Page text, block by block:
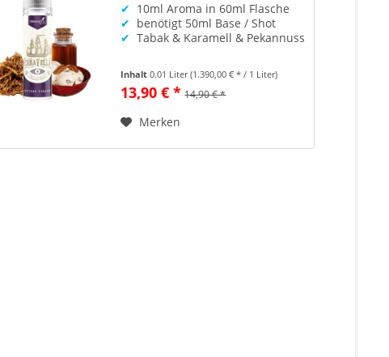
✔ 10ml Aroma in 60ml Flasche
✔ benötigt 50ml Base / Shot
✔ Tabak & Karamell & Pekannuss
Inhalt0.01 Liter(1.390,00 € * / 1 Liter)
13,90 € * 14,90 € *
Merken